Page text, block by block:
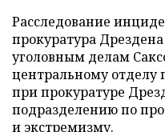
Расследование
прокуратура
уголовным делам
центральному отделу
при прокуратуре
подразделению по
и экстремизму.